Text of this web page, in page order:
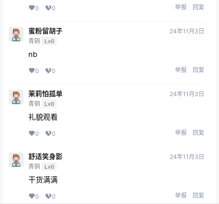
0 0 举报 回复
蜜粉留胡子
青铜 Lv0
24年11月3日
nb
0 0 举报 回复
茉莉怕孤单
青铜 Lv0
24年11月3日
礼貌观看
0 0 举报 回复
舒适笑身影
青铜 Lv0
24年11月3日
干货满满
0 0 举报 回复